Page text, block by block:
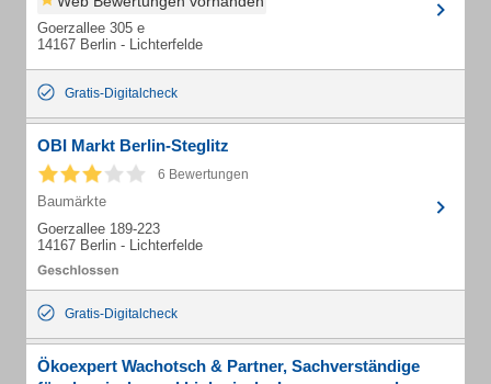
Goerzallee 305 e
14167 Berlin - Lichterfelde
Gratis-Digitalcheck
OBI Markt Berlin-Steglitz
6 Bewertungen
Baumärkte
Goerzallee 189-223
14167 Berlin - Lichterfelde
Gratis-Digitalcheck
Ökoexpert Wachotsch & Partner, Sachverständige